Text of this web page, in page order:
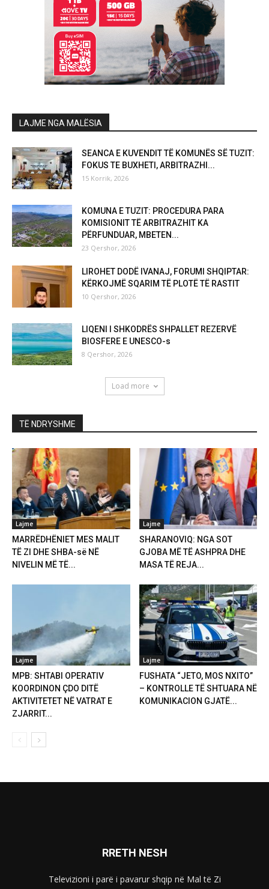
LAJME NGA MALËSIA
SEANCA E KUVENDIT TË KOMUNËS SË TUZIT:
FOKUS TE BUXHETI, ARBITRAZHI...
15 Korrik, 2026
KOMUNA E TUZIT: PROCEDURA PARA
KOMISIONIT TË ARBITRAZHIT KA
PËRFUNDUAR, MBETEN...
23 Qershor, 2026
LIROHET DODË IVANAJ, FORUMI SHQIPTAR:
KËRKOJMË SQARIM TË PLOTË TË RASTIT
10 Qershor, 2026
LIQENI I SHKODRËS SHPALLET REZERVË
BIOSFERE E UNESCO-s
8 Qershor, 2026
Load more
TË NDRYSHME
Lajme
MARRËDHËNIET MES MALIT
TË ZI DHE SHBA-së NË
NIVELIN MË TË...
Lajme
SHARANOVIQ: NGA SOT
GJOBA MË TË ASHPRA DHE
MASA TË REJA...
Lajme
MPB: SHTABI OPERATIV
KOORDINON ÇDO DITË
AKTIVITETET NË VATRAT E
ZJARRIT...
Lajme
FUSHATA “JETO, MOS NXITO”
– KONTROLLE TË SHTUARA NË
KOMUNIKACION GJATË...
RRETH NESH
Televizioni i parë i pavarur shqip në Mal të Zi